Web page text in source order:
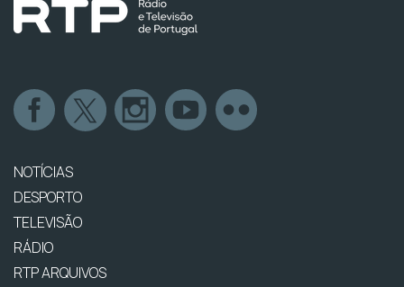
NOTÍCIAS
DESPORTO
TELEVISÃO
RÁDIO
RTP ARQUIVOS